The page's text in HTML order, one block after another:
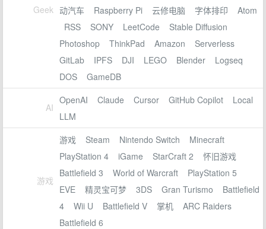
Geek 动汽车
Raspberry Pi 云修电脑 字体排印
Atom
RSS
SONY LeetCode
Stable Diffusion
Photoshop
ThinkPad Amazon
Serverless
GitLab
IPFS DJI LEGO Blender
Logseq
DOS
GameDB
AI
OpenAI Claude Cursor GitHub Copilot
Local
LLM
游戏
游戏 Steam Nintendo Switch
Minecraft
PlayStation 4
iGame StarCraft 2
怀旧游戏
Battlefield 3
World of Warcraft
PlayStation 5
EVE
精灵宝可梦 3DS Gran Turismo
Battlefield
4
Wii U Battlefield V 掌机
ARC Raiders
Battlefield 6